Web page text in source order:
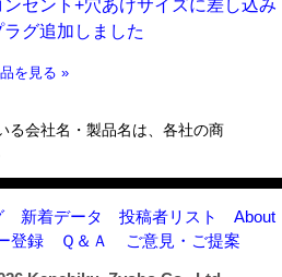
ンセント+穴あけサイズに差し込み
ラグ追加しました
を見る »
る会社名・製品名は、各社の商
新着データ 投稿者リスト
About
登録 Ｑ＆Ａ ご意見・ご提案